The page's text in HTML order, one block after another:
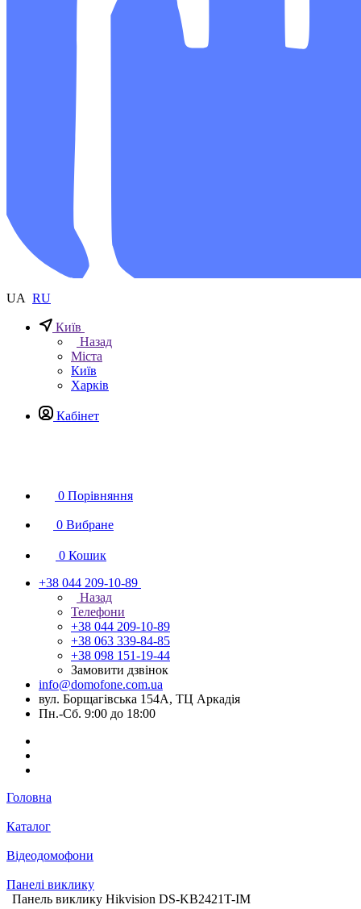
UA RU
Київ
Назад
Міста
Київ
Харків
Кабінет
0 Порівняння
0 Вибране
0 Кошик
+38 044 209-10-89
Назад
Телефони
+38 044 209-10-89
+38 063 339-84-85
+38 098 151-19-44
Замовити дзвінок
info@domofone.com.ua
вул. Борщагівська 154А, ТЦ Аркадія
Пн.-Сб. 9:00 до 18:00
Головна
Каталог
Відеодомофони
Панелі виклику
Панель виклику Hikvision DS-KB2421T-IM